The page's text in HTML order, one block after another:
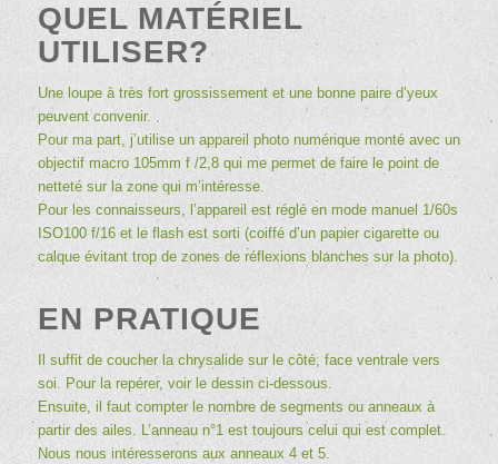
QUEL MATÉRIEL
UTILISER?
Une loupe à très fort grossissement et une bonne paire d’yeux
peuvent convenir.
Pour ma part, j’utilise un appareil photo numérique monté avec un
objectif macro 105mm f /2,8 qui me permet de faire le point de
netteté sur la zone qui m’intéresse.
Pour les connaisseurs, l’appareil est réglé en mode manuel 1/60s
ISO100 f/16 et le flash est sorti (coiffé d’un papier cigarette ou
calque évitant trop de zones de réflexions blanches sur la photo).
EN PRATIQUE
Il suffit de coucher la chrysalide sur le côté, face ventrale vers
soi. Pour la repérer, voir le dessin ci-dessous.
Ensuite, il faut compter le nombre de segments ou anneaux à
partir des ailes. L’anneau n°1 est toujours celui qui est complet.
Nous nous intéresserons aux anneaux 4 et 5.